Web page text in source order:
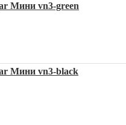
Мини vn3-green
Мини vn3-black